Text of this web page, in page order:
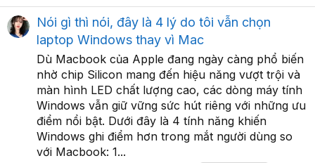
Nói gì thì nói, đây là 4 lý do tôi vẫn chọn
laptop Windows thay vì Mac
Dù Macbook của Apple đang ngày càng phổ biến
nhờ chip Silicon mang đến hiệu năng vượt trội và
màn hình LED chất lượng cao, các dòng máy tính
Windows vẫn giữ vững sức hút riêng với những ưu
điểm nổi bật. Dưới đây là 4 tính năng khiến
Windows ghi điểm hơn trong mắt người dùng so
với Macbook: 1...